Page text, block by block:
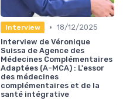
Interview • 18/12/2025
Interview de Véronique
Suissa de Agence des
Médecines Complémentaires
Adaptées (A-MCA) : L'essor
des médecines
complémentaires et de la
santé intégrative